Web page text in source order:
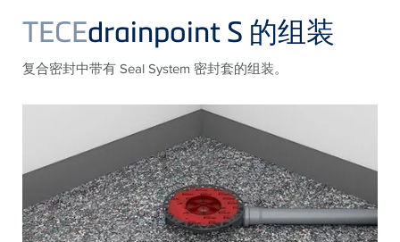
TECEdrainpoint S 的组装
复合密封中带有 Seal System 密封套的组装。